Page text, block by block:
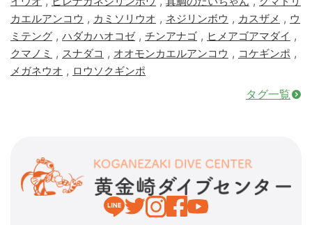
カエルアンコウ , カミソリウオ , ネジリンボウ , カスザメ , ウ
ミテング , ハダカハオコゼ, チンアナゴ , ヒメアゴアマダイ ,
クマノミ , スナダコ , オオモンカエルアンコウ , コケギンポ ,
メガネウオ , ロウソクギンポ
タグ一覧